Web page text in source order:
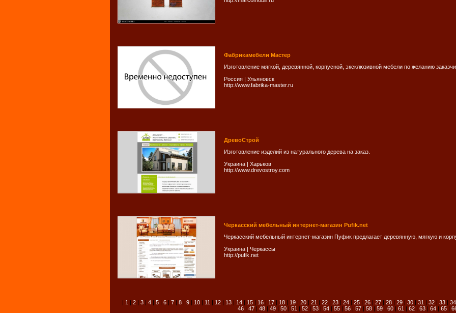
Фабрикамебели Мастер
Изготовление мягкой, деревянной, корпусной, эксклюзивной мебели по желанию
Россия | Ульяновск
http://www.fabrika-master.ru
ДревоСтрой
Изготовление изделий из натурального дерева на заказ.
Украина | Харьков
http://www.drevostroy.com
Черкасский мебельный интернет-магазин Pufik.net
Черкасский мебельный интернет-магазин Пуфик предлагает деревянную, мягкую и
Украина | Черкассы
http://pufik.net
| 1 | 2| 3| 4| 5| 6| 7| 8| 9| 10| 11 | 12| 13| 14| 15| 16| 17| 18| 19| 20| 21 | 22| 23| 24| 25| 26| 27| 28| 29| 30| 31 | 32| 33| 34
46 | 47 | 48 | 49 | 50 | 51 | 52 | 53 | 54 | 55 | 56 | 57 | 58 | 59 | 60 | 61 | 62 | 63 | 64 | 65 |